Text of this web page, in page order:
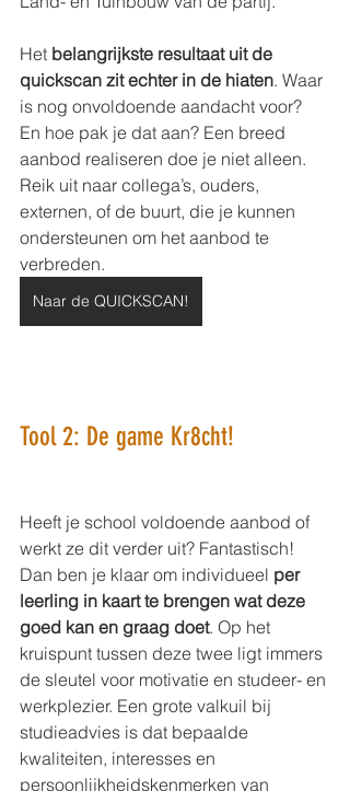
Het belangrijkste resultaat uit de
quickscan zit echter in de hiaten. Waar
is nog onvoldoende aandacht voor?
En hoe pak je dat aan? Een breed
aanbod realiseren doe je niet alleen.
Reik uit naar collega’s, ouders,
externen, of de buurt, die je kunnen
ondersteunen om het aanbod te
verbreden.
Naar de QUICKSCAN!
Tool 2: De game Kr8cht!
Heeft je school voldoende aanbod of
werkt ze dit verder uit? Fantastisch!
Dan ben je klaar om individueel per
leerling in kaart te brengen wat deze
goed kan en graag doet. Op het
kruispunt tussen deze twee ligt immers
de sleutel voor motivatie en studeer- en
werkplezier. Een grote valkuil bij
studieadvies is dat bepaalde
kwaliteiten, interesses en
persoonlijkheidskenmerken van